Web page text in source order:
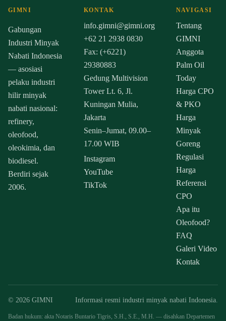
GIMNI
Gabungan
Industri Minyak
Nabati Indonesia
— asosiasi
pelaku industri
hilir minyak
nabati nasional:
refinery,
oleofood,
oleokimia, dan
biodiesel.
Berdiri sejak
2006.
KONTAK
info.gimni@gimni.org
+62 21 2938 0830
Fax: (+6221)
29380883
Gedung Multivision
Tower Lt. 6, Jl.
Kuningan Mulia,
Jakarta
Senin–Jumat, 09.00–
17.00 WIB
Instagram
YouTube
TikTok
NAVIGASI
Tentang
GIMNI
Anggota
Palm Oil
Today
Harga CPO
& PKO
Harga
Minyak
Goreng
Regulasi
Harga
Referensi
CPO
Apa itu
Oleofood?
FAQ
Galeri Video
Kontak
© 2026 GIMNI Informasi resmi industri minyak nabati Indonesia.
Badan hukum: akta Notaris Buntario Tigris, S.H., S.E., M.H. — disahkan Departemen